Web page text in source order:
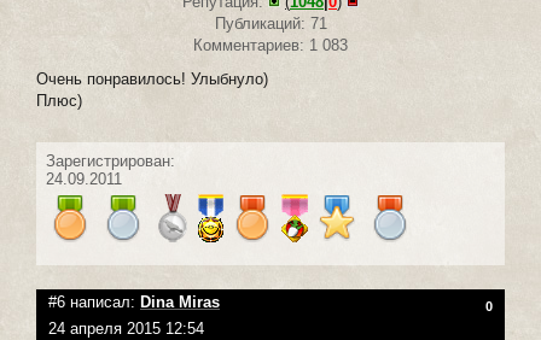
Публикаций: 71
Комментариев: 1 083
Очень понравилось! Улыбнуло)
Плюс)
Зарегистрирован:
24.09.2011
#6 написал: Dina Miras 0
24 апреля 2015 12:54